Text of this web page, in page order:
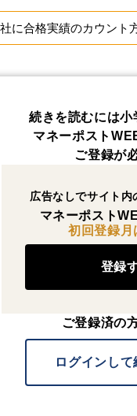
に合格実績のカウント
続きを読むには小
マネーポスト
ご登録が
広告なしでサイト内
マネーポスト
初回登録月
登録
ご登録済の
ログインし